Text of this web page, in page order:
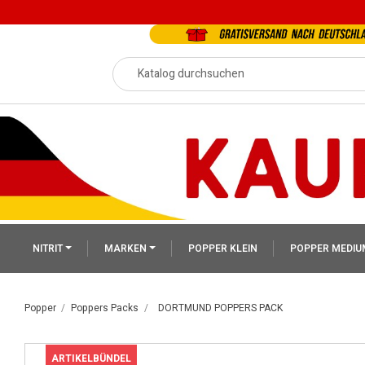
NITRIT MARKEN POPPER KLEIN POPPER
Popper Poppers Packs DORTMUND POPPERS PACK
ARTIKELBÜNDEL